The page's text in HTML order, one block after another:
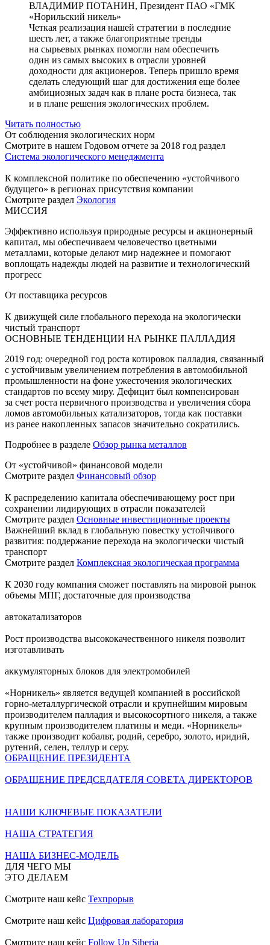
ВЛАДИМИР ПОТАНИН, Президент ПАО «ГМК
«Норильский никель»
Четкая реализация нашей стратегии в последние
шесть лет, а также благоприятные тренды
на сырьевых рынках помогли нам обеспечить
один из самых высоких в отрасли уровней
доходности для акционеров. Теперь пришло время
сделать следующий шаг для достижения еще более
амбициозных задач как в плане роста бизнеса, так
и в плане решения экологических проблем.
Читать полностью
От соблюдения экологических норм
Смотрите в нашем Годовом отчете за 2018 год раздел
Система экологического менеджмента
К комплексной политике по обеспечению «устойчивого
будущего» в регионах присутствия компании
Смотрите раздел Экология
МИССИЯ
Эффективно используя природные ресурсы и акционерный
капитал, мы обеспечиваем человечество цветными
металлами, которые делают мир надежнее и помогают
воплощать надежды людей на развитие и технологический
прогресс
От поставщика ресурсов
К движущей силе глобального перехода на экологически
чистый транспорт
ОСНОВНЫЕ ТЕНДЕНЦИИ НА РЫНКЕ ПАЛЛАДИЯ
2019 год: очередной год роста котировок палладия, связанный
с устойчивым увеличением потребления в автомобильной
промышленности на фоне ужесточения экологических
стандартов по всему миру. Дефицит был компенсирован
за счет роста первичного производства и увеличения сбора
ломов автомобильных катализаторов, тогда как поставки
из ранее накопленных запасов значительно сократились.
Подробнее в разделе Обзор рынка металлов
От «устойчивой» финансовой модели
Смотрите раздел Финансовый обзор
К распределению капитала обеспечивающему рост при
сохранении лидирующих в отрасли показателей
Смотрите раздел Основные инвестиционные проекты
Важнейший вклад в глобальную повестку устойчивого
развития: поддержание перехода на экологически чистый
транспорт
Смотрите раздел Комплексная экологическая программа
К 2030 году компания сможет поставлять на мировой рынок
объемы МПГ, достаточные для производства
автокатализаторов
Рост производства высококачественного никеля позволит
изготавливать
аккумуляторных блоков для электромобилей
«Норникель» является ведущей компанией в российской
горно-металлургической отрасли и крупнейшим мировым
производителем палладия и высокосортного никеля, а также
крупным производителем платины и меди. «Норникель»
также производит кобальт, родий, серебро, золото, иридий,
рутений, селен, теллур и серу.
ОБРАЩЕНИЕ ПРЕЗИДЕНТА
ОБРАЩЕНИЕ ПРЕДСЕДАТЕЛЯ СОВЕТА ДИРЕКТОРОВ
НАШИ КЛЮЧЕВЫЕ ПОКАЗАТЕЛИ
НАША СТРАТЕГИЯ
НАША БИЗНЕС-МОДЕЛЬ
ДЛЯ ЧЕГО МЫ
ЭТО ДЕЛАЕМ
Смотрите наш кейс Техпрорыв
Смотрите наш кейс Цифровая лаборатория
Смотрите наш кейс Follow Up Siberia